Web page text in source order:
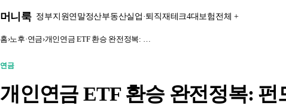
머니룩 정부지원연말정산부동산실업·퇴직재테크4대보험 전체 +
홈›노후·연금›개인연금 ETF 환승 완전정복: …
연금
개인연금 ETF 환승 완전정복: